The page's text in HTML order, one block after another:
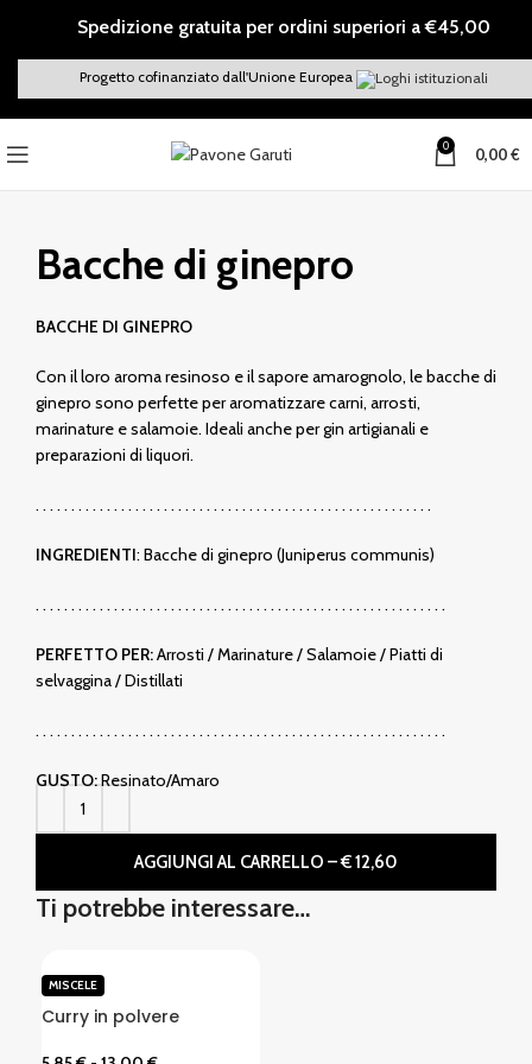
Spedizione gratuita per ordini superiori a €45,00
Progetto cofinanziato dall'Unione Europea
0 0,00€
Bacche di ginepro
BACCHE DI GINEPRO
Con il loro aroma resinoso e il sapore amarognolo, le bacche di
ginepro sono perfette per aromatizzare carni, arrosti,
marinature e salamoie. Ideali anche per gin artigianali e
preparazioni di liquori.
. . . . . . . . . . . . . . . . . . . . . . . . . . . . . . . . . . . . . . . . . . . . . . . . . . . . . . . .
INGREDIENTI: Bacche di ginepro (Juniperus communis)
. . . . . . . . . . . . . . . . . . . . . . . . . . . . . . . . . . . . . . . . . . . . . . . . . . . . . . . . . .
PERFETTO PER:Arrosti / Marinature / Salamoie / Piatti di
selvaggina / Distillati
. . . . . . . . . . . . . . . . . . . . . . . . . . . . . . . . . . . . . . . . . . . . . . . . . . . . . . . . . .
GUSTO:Resinato/Amaro
AGGIUNGI AL CARRELLO – € 12,60
Ti potrebbe interessare…
Curry in polvere
MISCELE